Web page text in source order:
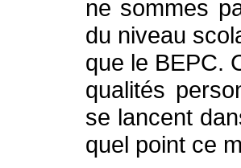
ne sommes
du niveau
que le BEPC.
qualités
se lancent
quel point ce